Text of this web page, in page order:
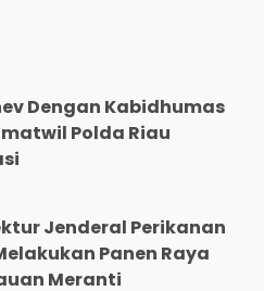
Dengan Kabidhumas
Polda Riau
Jenderal Perikanan
Panen Raya
Meranti